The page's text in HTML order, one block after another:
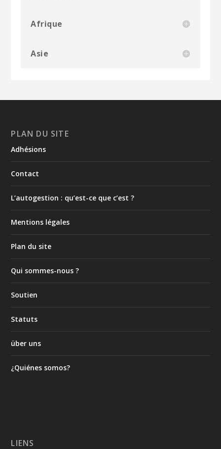
Afrique
Asie
PLAN DU SITE
Adhésions
Contact
L’autogestion : qu’est-ce que c’est ?
Mentions légales
Plan du site
Qui sommes-nous ?
Soutien
Statuts
über uns
¿Quiénes somos?
LIENS